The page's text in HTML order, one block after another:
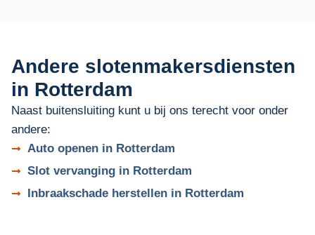
Andere slotenmakersdiensten
in Rotterdam
Naast buitensluiting kunt u bij ons terecht voor onder
andere:
Auto openen in Rotterdam
Slot vervanging in Rotterdam
Inbraakschade herstellen in Rotterdam